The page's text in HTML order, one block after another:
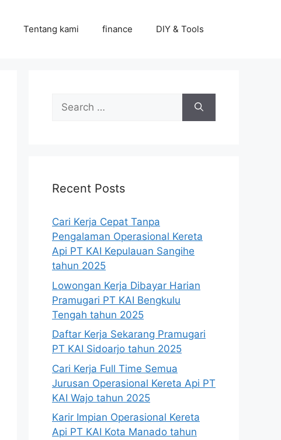
Tentang kami finance DIY & Tools
Search
for:
Recent Posts
Cari Kerja Cepat Tanpa
Pengalaman Operasional Kereta
Api PT KAI Kepulauan Sangihe
tahun 2025
Lowongan Kerja Dibayar Harian
Pramugari PT KAI Bengkulu
Tengah tahun 2025
Daftar Kerja Sekarang Pramugari
PT KAI Sidoarjo tahun 2025
Cari Kerja Full Time Semua
Jurusan Operasional Kereta Api PT
KAI Wajo tahun 2025
Karir Impian Operasional Kereta
Api PT KAI Kota Manado tahun